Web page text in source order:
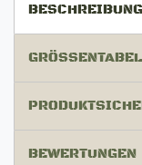
BEWERTUNGEN